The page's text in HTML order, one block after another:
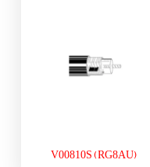
V00810S (RG8AU)